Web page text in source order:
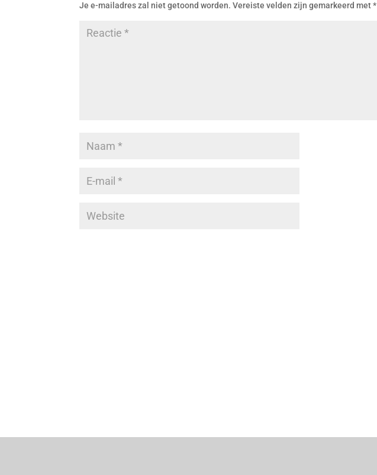
Je e-mailadres zal niet getoond worden. Vereiste velden zijn gemarkeerd met*